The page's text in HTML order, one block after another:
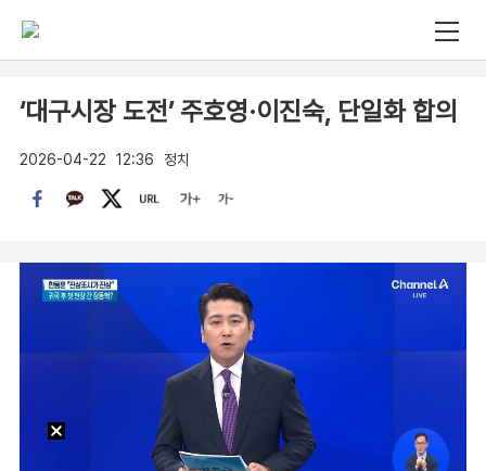
‘대구시장 도전’ 주호영·이진숙, 단일화 합의
2026-04-22 12:36 정치